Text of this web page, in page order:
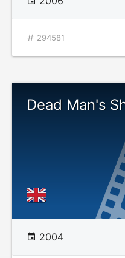
294581
Dead Man's
2004